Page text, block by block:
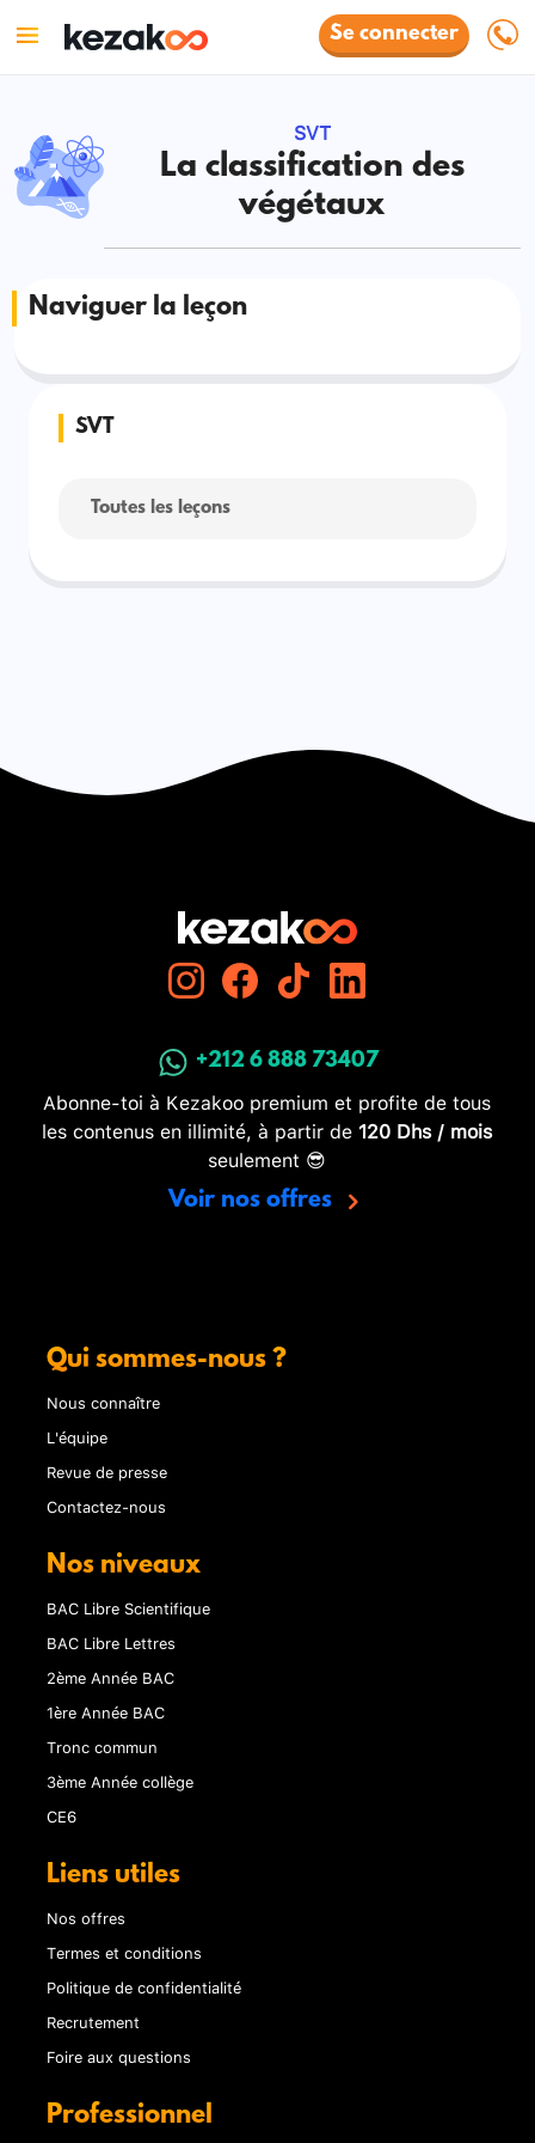
Se connecter
SVT
La classification des
végétaux
Naviguer la leçon
SVT
Toutes les leçons
+212 6 888 73407
Abonne-toi à Kezakoo premium et profite de tous
les contenus en illimité, à partir de 120 Dhs / mois
seulement 😎
Voir nos offres
Qui sommes-nous ?
Nous connaître
L'équipe
Revue de presse
Contactez-nous
Nos niveaux
BAC Libre Scientifique
BAC Libre Lettres
2ème Année BAC
1ère Année BAC
Tronc commun
3ème Année collège
CE6
Liens utiles
Nos offres
Termes et conditions
Politique de confidentialité
Recrutement
Foire aux questions
Professionnel